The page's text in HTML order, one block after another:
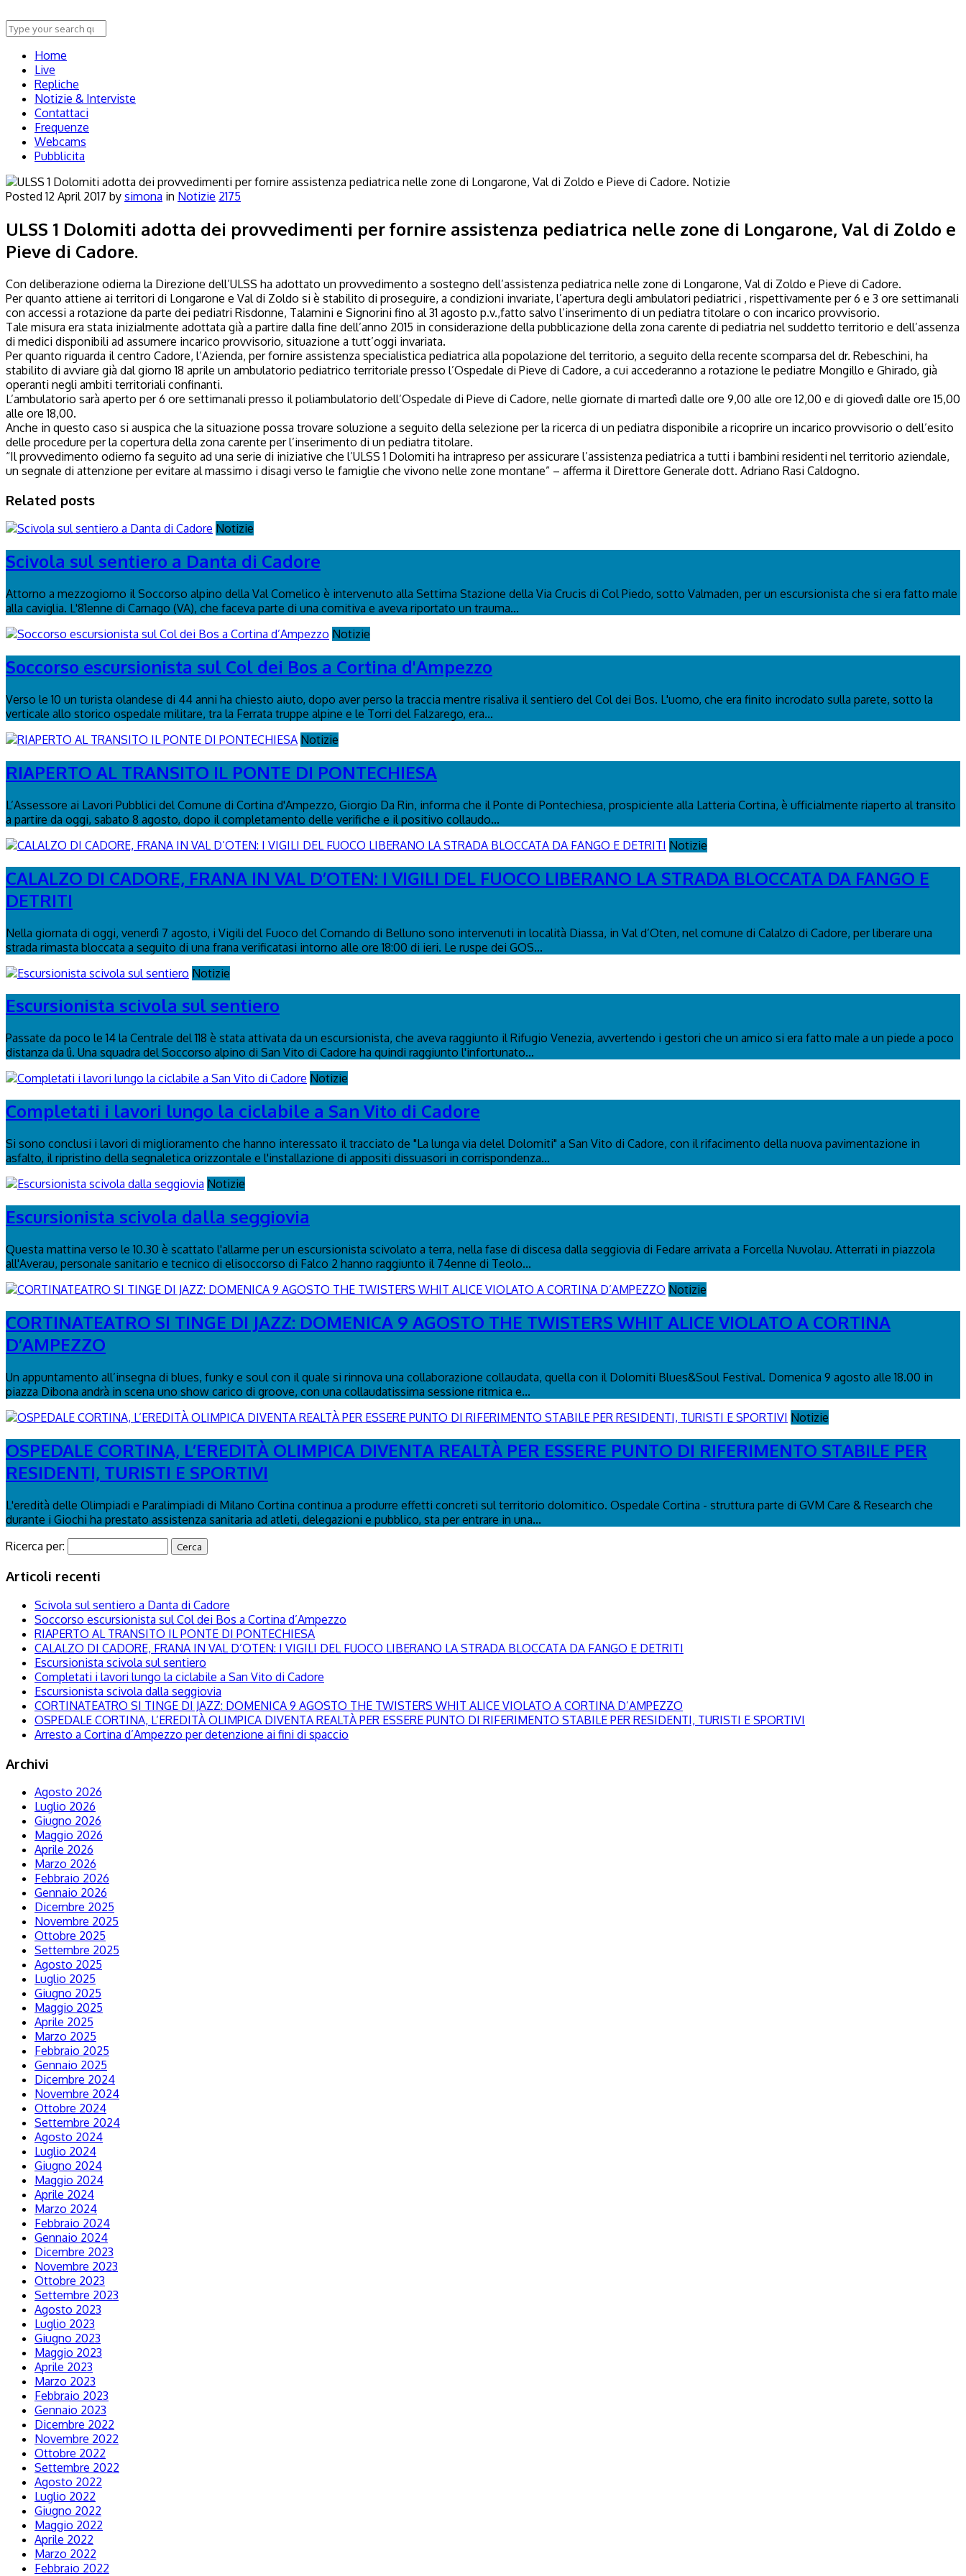
Home
Live
Repliche
Notizie & Interviste
Contattaci
Frequenze
Webcams
Pubblicita
Notizie
Posted12 April 2017 by simona in Notizie 2175
ULSS 1 Dolomiti adotta dei provvedimenti per fornire assistenza pediatrica nelle zone di Longarone, Val di Zoldo e
Pieve di Cadore.
Con deliberazione odierna la Direzione dell’ULSS ha adottato un provvedimento a sostegno dell’assistenza pediatrica nelle zone di Longarone, Val di Zoldo e Pieve di Cadore.
Per quanto attiene ai territori di Longarone e Val di Zoldo si è stabilito di proseguire, a condizioni invariate, l’apertura degli ambulatori pediatrici , rispettivamente per 6 e 3 ore settimanali
con accessi a rotazione da parte dei pediatri Risdonne, Talamini e Signorini fino al 31 agosto p.v.,fatto salvo l’inserimento di un pediatra titolare o con incarico provvisorio.
Tale misura era stata inizialmente adottata già a partire dalla fine dell’anno 2015 in considerazione della pubblicazione della zona carente di pediatria nel suddetto territorio e dell’assenza
di medici disponibili ad assumere incarico provvisorio, situazione a tutt’oggi invariata.
Per quanto riguarda il centro Cadore, l’Azienda, per fornire assistenza specialistica pediatrica alla popolazione del territorio, a seguito della recente scomparsa del dr. Rebeschini, ha
stabilito di avviare già dal giorno 18 aprile un ambulatorio pediatrico territoriale presso l’Ospedale di Pieve di Cadore, a cui accederanno a rotazione le pediatre Mongillo e Ghirado, già
operanti negli ambiti territoriali confinanti.
L’ambulatorio sarà aperto per 6 ore settimanali presso il poliambulatorio dell’Ospedale di Pieve di Cadore, nelle giornate di martedì dalle ore 9,00 alle ore 12,00 e di giovedì dalle ore 15,00
alle ore 18,00.
Anche in questo caso si auspica che la situazione possa trovare soluzione a seguito della selezione per la ricerca di un pediatra disponibile a ricoprire un incarico provvisorio o dell’esito
delle procedure per la copertura della zona carente per l’inserimento di un pediatra titolare.
“Il provvedimento odierno fa seguito ad una serie di iniziative che l’ULSS 1 Dolomiti ha intrapreso per assicurare l’assistenza pediatrica a tutti i bambini residenti nel territorio aziendale,
un segnale di attenzione per evitare al massimo i disagi verso le famiglie che vivono nelle zone montane” – afferma il Direttore Generale dott. Adriano Rasi Caldogno.
Related posts
Notizie
Scivola sul sentiero a Danta di Cadore
Attorno a mezzogiorno il Soccorso alpino della Val Comelico è intervenuto alla Settima Stazione della Via Crucis di Col Piedo, sotto Valmaden, per un escursionista che si era fatto male
alla caviglia. L'81enne di Carnago (VA), che faceva parte di una comitiva e aveva riportato un trauma...
Notizie
Soccorso escursionista sul Col dei Bos a Cortina d'Ampezzo
Verso le 10 un turista olandese di 44 anni ha chiesto aiuto, dopo aver perso la traccia mentre risaliva il sentiero del Col dei Bos. L'uomo, che era finito incrodato sulla parete, sotto la
verticale allo storico ospedale militare, tra la Ferrata truppe alpine e le Torri del Falzarego, era...
Notizie
RIAPERTO AL TRANSITO IL PONTE DI PONTECHIESA
L’Assessore ai Lavori Pubblici del Comune di Cortina d'Ampezzo, Giorgio Da Rin, informa che il Ponte di Pontechiesa, prospiciente alla Latteria Cortina, è ufficialmente riaperto al transito
a partire da oggi, sabato 8 agosto, dopo il completamento delle verifiche e il positivo collaudo...
Notizie
CALALZO DI CADORE, FRANA IN VAL D’OTEN: I VIGILI DEL FUOCO LIBERANO LA STRADA BLOCCATA DA FANGO E
DETRITI
Nella giornata di oggi, venerdì 7 agosto, i Vigili del Fuoco del Comando di Belluno sono intervenuti in località Diassa, in Val d’Oten, nel comune di Calalzo di Cadore, per liberare una
strada rimasta bloccata a seguito di una frana verificatasi intorno alle ore 18:00 di ieri. Le ruspe dei GOS...
Notizie
Escursionista scivola sul sentiero
Passate da poco le 14 la Centrale del 118 è stata attivata da un escursionista, che aveva raggiunto il Rifugio Venezia, avvertendo i gestori che un amico si era fatto male a un piede a poco
distanza da lì. Una squadra del Soccorso alpino di San Vito di Cadore ha quindi raggiunto l'infortunato...
Notizie
Completati i lavori lungo la ciclabile a San Vito di Cadore
Si sono conclusi i lavori di miglioramento che hanno interessato il tracciato de "La lunga via delel Dolomiti" a San Vito di Cadore, con il rifacimento della nuova pavimentazione in
asfalto, il ripristino della segnaletica orizzontale e l'installazione di appositi dissuasori in corrispondenza...
Notizie
Escursionista scivola dalla seggiovia
Questa mattina verso le 10.30 è scattato l'allarme per un escursionista scivolato a terra, nella fase di discesa dalla seggiovia di Fedare arrivata a Forcella Nuvolau. Atterrati in piazzola
all'Averau, personale sanitario e tecnico di elisoccorso di Falco 2 hanno raggiunto il 74enne di Teolo...
Notizie
CORTINATEATRO SI TINGE DI JAZZ: DOMENICA 9 AGOSTO THE TWISTERS WHIT ALICE VIOLATO A CORTINA
D’AMPEZZO
Un appuntamento all’insegna di blues, funky e soul con il quale si rinnova una collaborazione collaudata, quella con il Dolomiti Blues&Soul Festival. Domenica 9 agosto alle 18.00 in
piazza Dibona andrà in scena uno show carico di groove, con una collaudatissima sessione ritmica e...
Notizie
OSPEDALE CORTINA, L’EREDITÀ OLIMPICA DIVENTA REALTÀ PER ESSERE PUNTO DI RIFERIMENTO STABILE PER
RESIDENTI, TURISTI E SPORTIVI
L'eredità delle Olimpiadi e Paralimpiadi di Milano Cortina continua a produrre effetti concreti sul territorio dolomitico. Ospedale Cortina - struttura parte di GVM Care & Research che
durante i Giochi ha prestato assistenza sanitaria ad atleti, delegazioni e pubblico, sta per entrare in una...
Ricerca per:
Articoli recenti
Scivola sul sentiero a Danta di Cadore
Soccorso escursionista sul Col dei Bos a Cortina d’Ampezzo
RIAPERTO AL TRANSITO IL PONTE DI PONTECHIESA
CALALZO DI CADORE, FRANA IN VAL D’OTEN: I VIGILI DEL FUOCO LIBERANO LA STRADA BLOCCATA DA FANGO E DETRITI
Escursionista scivola sul sentiero
Completati i lavori lungo la ciclabile a San Vito di Cadore
Escursionista scivola dalla seggiovia
CORTINATEATRO SI TINGE DI JAZZ: DOMENICA 9 AGOSTO THE TWISTERS WHIT ALICE VIOLATO A CORTINA D’AMPEZZO
OSPEDALE CORTINA, L’EREDITÀ OLIMPICA DIVENTA REALTÀ PER ESSERE PUNTO DI RIFERIMENTO STABILE PER RESIDENTI, TURISTI E SPORTIVI
Arresto a Cortina d’Ampezzo per detenzione ai fini di spaccio
Archivi
Agosto 2026
Luglio 2026
Giugno 2026
Maggio 2026
Aprile 2026
Marzo 2026
Febbraio 2026
Gennaio 2026
Dicembre 2025
Novembre 2025
Ottobre 2025
Settembre 2025
Agosto 2025
Luglio 2025
Giugno 2025
Maggio 2025
Aprile 2025
Marzo 2025
Febbraio 2025
Gennaio 2025
Dicembre 2024
Novembre 2024
Ottobre 2024
Settembre 2024
Agosto 2024
Luglio 2024
Giugno 2024
Maggio 2024
Aprile 2024
Marzo 2024
Febbraio 2024
Gennaio 2024
Dicembre 2023
Novembre 2023
Ottobre 2023
Settembre 2023
Agosto 2023
Luglio 2023
Giugno 2023
Maggio 2023
Aprile 2023
Marzo 2023
Febbraio 2023
Gennaio 2023
Dicembre 2022
Novembre 2022
Ottobre 2022
Settembre 2022
Agosto 2022
Luglio 2022
Giugno 2022
Maggio 2022
Aprile 2022
Marzo 2022
Febbraio 2022